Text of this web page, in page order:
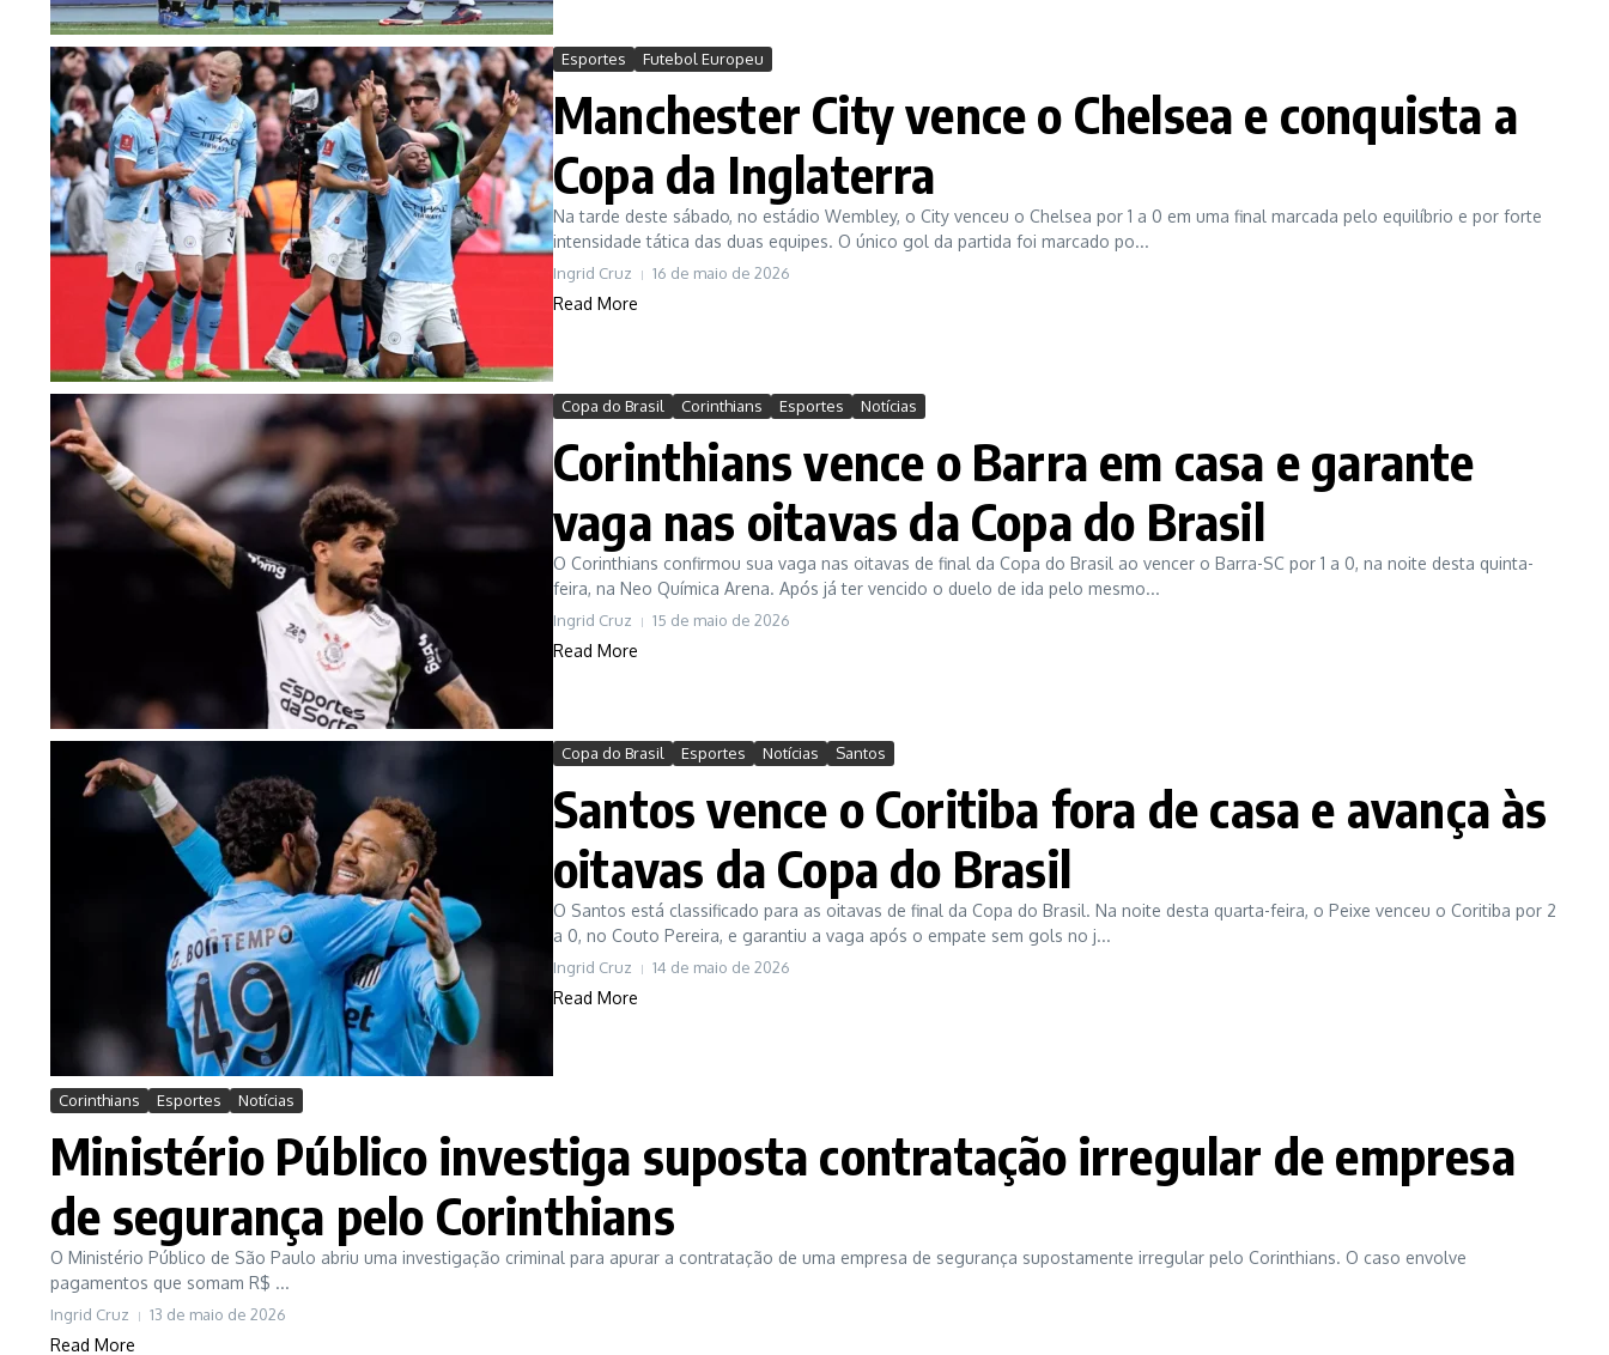
Esportes Futebol Europeu
Manchester City vence o Chelsea e conquista a
Copa da Inglaterra
Na tarde deste sábado, no estádio Wembley, o City venceu o Chelsea por 1 a 0 em uma final marcada pelo equilíbrio e por forte
intensidade tática das duas equipes. O único gol da partida foi marcado po...
Ingrid Cruz 16 de maio de 2026
Read More
Copa do Brasil Corinthians Esportes Notícias
Corinthians vence o Barra em casa e garante
vaga nas oitavas da Copa do Brasil
O Corinthians confirmou sua vaga nas oitavas de final da Copa do Brasil ao vencer o Barra-SC por 1 a 0, na noite desta quinta-
feira, na Neo Química Arena. Após já ter vencido o duelo de ida pelo mesmo...
Ingrid Cruz 15 de maio de 2026
Read More
Copa do Brasil Esportes Notícias Santos
Santos vence o Coritiba fora de casa e avança às
oitavas da Copa do Brasil
O Santos está classificado para as oitavas de final da Copa do Brasil. Na noite desta quarta-feira, o Peixe venceu o Coritiba por 2
a 0, no Couto Pereira, e garantiu a vaga após o empate sem gols no j...
Ingrid Cruz 14 de maio de 2026
Read More
Corinthians Esportes Notícias
Ministério Público investiga suposta contratação irregular de empresa
de segurança pelo Corinthians
O Ministério Público de São Paulo abriu uma investigação criminal para apurar a contratação de uma empresa de segurança supostamente irregular pelo Corinthians. O caso envolve
pagamentos que somam R$ ...
Ingrid Cruz 13 de maio de 2026
Read More